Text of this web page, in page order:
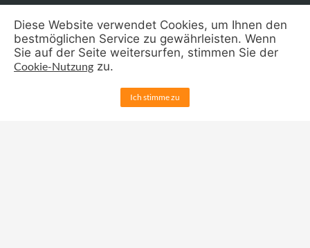
Impressum
Datenschutz
Justus-von-Liebig-
Diese Website verwendet Cookies, um Ihnen den
bestmöglichen Service zu gewährleisten. Wenn
Sie auf der Seite weitersurfen, stimmen Sie der
Cookie-Nutzung zu.
Ich stimme zu